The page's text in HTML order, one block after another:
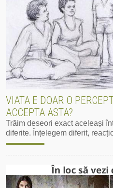
HAI SUS!
CONTACT
VIATA E DOAR O
ACCEPTA ASTA?
Trăim deseori exact aceleași
diferite. Înțelegem diferit,